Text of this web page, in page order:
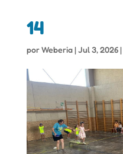
14
porWeberia|Jul 3, 2026|